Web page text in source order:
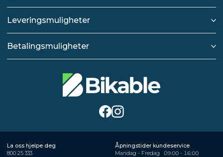
Leveringsmuligheter
Betalingsmuligheter
La oss hjelpe deg
800 25 333
Åpningstider kundeservice
Mandag - Fredag
09:00 - 16:00